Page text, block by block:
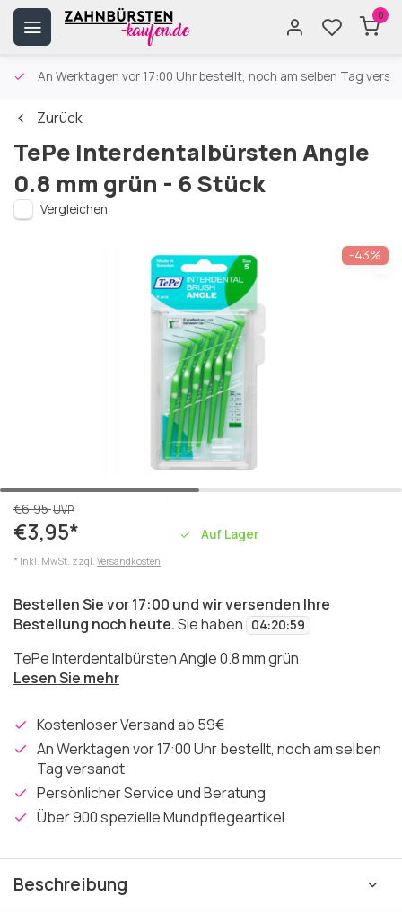
0
An Werktagen vor 17:00 Uhr bestellt, noch am selben Tag
Zurück
TePe Interdentalbürsten Angle
0.8 mm grün - 6 Stück
Vergleichen
-43%
€6,95UVP
€3,95*
* Inkl. MwSt. zzgl. Versandkosten
Auf Lager
Bestellen Sie vor 17:00 und wir versenden Ihre
Bestellung noch heute.Sie haben 04:20:59
TePe Interdentalbürsten Angle 0.8 mm grün.
Lesen Sie mehr
Kostenloser Versand ab 59€
An Werktagen vor 17:00 Uhr bestellt, noch am selben
Tag versandt
Persönlicher Service und Beratung
Über 900 spezielle Mundpflegeartikel
Beschreibung